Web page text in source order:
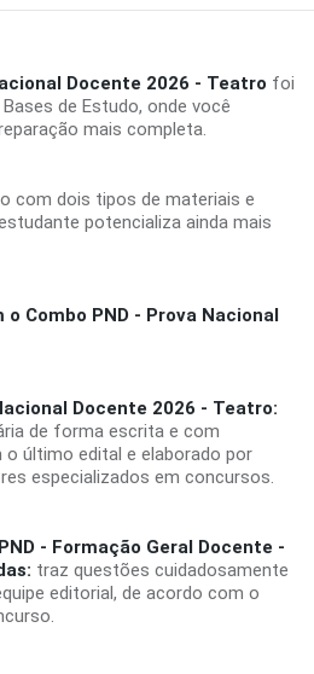
Docente 2026 - Teatro foi
de Estudo, onde você
mais completa.
com dois tipos de materiais e
potencializa ainda mais
Combo PND - Prova Nacional
Docente 2026 - Teatro:
de forma escrita e com
último edital e elaborado por
especializados em concursos.
- Formação Geral Docente -
traz questões cuidadosamente
editorial, de acordo com o